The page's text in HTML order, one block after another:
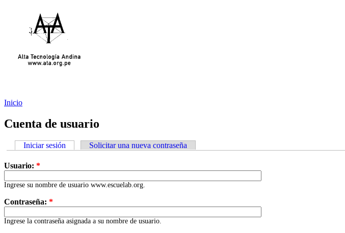
Inicio
Cuenta de usuario
Iniciar sesión Solicitar una nueva contraseña
Usuario: *
Ingrese su nombre de usuario www.escuelab.org.
Contraseña: *
Ingrese la contraseña asignada a su nombre de usuario.